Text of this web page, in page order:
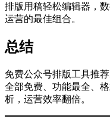
排版用稿轻松编辑器，
运营的最佳组合。
总结
免费公众号排版工具推荐
全部免费、功能最全、
析，运营效率翻倍。